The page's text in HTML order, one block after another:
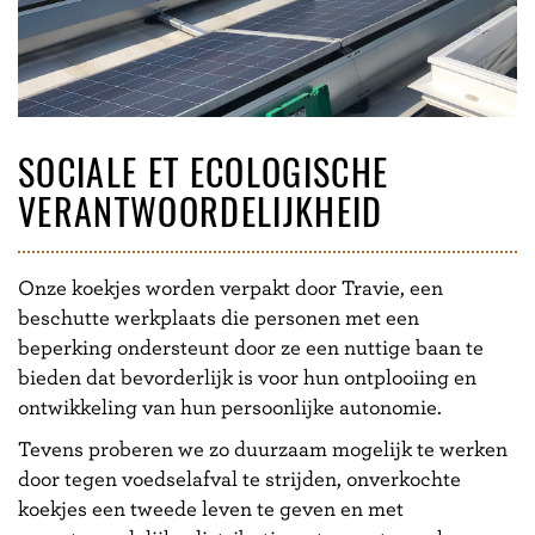
SOCIALE ET ECOLOGISCHE
VERANTWOORDELIJKHEID
Onze koekjes worden verpakt door Travie, een
beschutte werkplaats die personen met een
beperking ondersteunt door ze een nuttige baan te
bieden dat bevorderlijk is voor hun ontplooiing en
ontwikkeling van hun persoonlijke autonomie.
Tevens proberen we zo duurzaam mogelijk te werken
door tegen voedselafval te strijden, onverkochte
koekjes een tweede leven te geven en met